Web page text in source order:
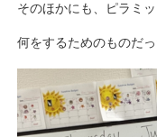
そのほかにも、ピラミッ
何をするためのものだっ